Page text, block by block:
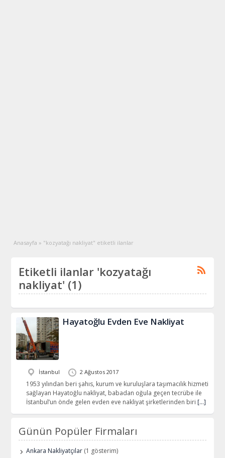
Anasayfa » "kozyatağı nakliyat" etiketli ilanlar
Etiketli ilanlar 'kozyatağı
nakliyat' (1)
Hayatoğlu Evden Eve Nakliyat
İstanbul 2 Ağustos 2017
1953 yılından beri şahıs, kurum ve kuruluşlara taşımacılık hizmeti
sağlayan Hayatoğlu nakliyat, babadan oğula geçen tecrübe ile
İstanbul’un önde gelen evden eve nakliyat şirketlerinden biri […]
Günün Popüler Firmaları
Ankara Nakliyatçılar (1 gösterim)